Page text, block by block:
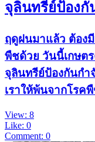
จุลินทรีย์ป้อง
ฤดูฝนมาแล้ว ต้อง
พืชด้วย วันนี้เกษต
จุลินทรีย์ป้องกันกำ
เราให้พ้นจากโรค
View: 8
Like: 0
Comment: 0